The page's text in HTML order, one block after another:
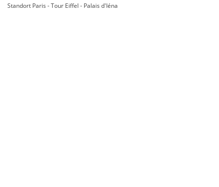
Standort Paris - Tour Eiffel - Palais d'Iéna